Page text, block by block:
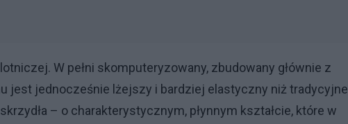
W pełni skomputeryzowany, zbudowany głównie z
jest jednocześnie lżejszy i bardziej elastyczny niż tradycyjne
– o charakterystycznym, płynnym kształcie, które w